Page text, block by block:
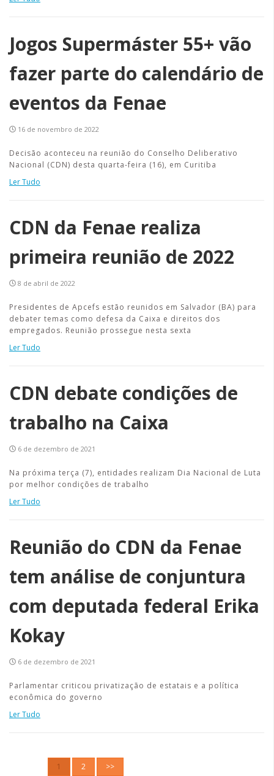
Jogos Supermáster 55+ vão
fazer parte do calendário de
eventos da Fenae
16 de novembro de 2022
Decisão aconteceu na reunião do Conselho Deliberativo
Nacional (CDN) desta quarta-feira (16), em Curitiba
Ler Tudo
CDN da Fenae realiza
primeira reunião de 2022
8 de abril de 2022
Presidentes de Apcefs estão reunidos em Salvador (BA) para
debater temas como defesa da Caixa e direitos dos
empregados. Reunião prossegue nesta sexta
Ler Tudo
CDN debate condições de
trabalho na Caixa
6 de dezembro de 2021
Na próxima terça (7), entidades realizam Dia Nacional de Luta
por melhor condições de trabalho
Ler Tudo
Reunião do CDN da Fenae
tem análise de conjuntura
com deputada federal Erika
Kokay
6 de dezembro de 2021
Parlamentar criticou privatização de estatais e a política
econômica do governo
Ler Tudo
1 2 >>